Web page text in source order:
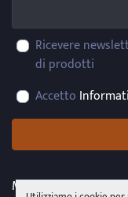
Ricevere newsletter contenenti le nostre ultime offerte
di prodotti
Accetto
Machinio System